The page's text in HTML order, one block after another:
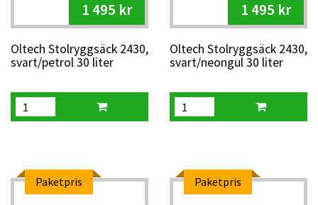
1 495 kr
Oltech Stolryggsäck 2430,
svart/petrol 30 liter
1 495 kr
Oltech Stolryggsäck 2430,
svart/neongul 30 liter
Paketpris Paketpris